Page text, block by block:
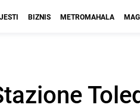
BIZNIS METROMAHALA